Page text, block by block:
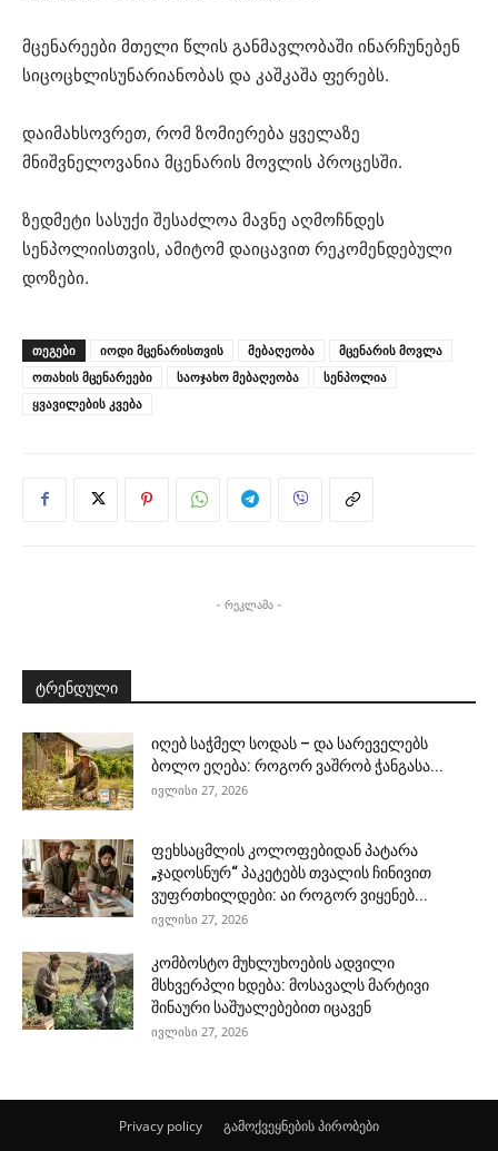
მცენარეები მთელი წლის განმავლობაში ინარჩუნებენ
სიცოცხლისუნარიანობას და კაშკაშა ფერებს.
დაიმახსოვრეთ, რომ ზომიერება ყველაზე
მნიშვნელოვანია მცენარის მოვლის პროცესში.
ზედმეტი სასუქი შესაძლოა მავნე აღმოჩნდეს
სენპოლიისთვის, ამიტომ დაიცავით რეკომენდებული
დოზები.
ᲗᲔᲒᲔᲑᲘ იოდი მცენარისთვის მებაღეობა
მცენარის მოვლა
ოთახის მცენარეები
საოჯახო მებაღეობა
სენპოლია
ყვავილების კვება
- რეკლამა -
ტრენდული
იღებ საჭმელ სოდას – და სარეველებს
ბოლო ეღება: როგორ ვაშრობ ჭანგასა...
ივლისი 27, 2026
ფეხსაცმლის კოლოფებიდან პატარა
„ჯადოსნურ“ პაკეტებს თვალის ჩინივით
ვუფრთხილდები: აი როგორ ვიყენებ...
ივლისი 27, 2026
კომბოსტო მუხლუხოების ადვილი
მსხვერპლი ხდება: მოსავალს მარტივი
შინაური საშუალებებით იცავენ
ივლისი 27, 2026
Privacy policy გამოქვეყნების პირობები